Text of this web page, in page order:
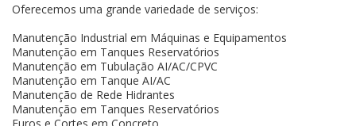
Oferecemos uma grande variedade de serviços:
Manutenção Industrial em Máquinas e Equipamentos
Manutenção em Tanques Reservatórios
Manutenção em Tubulação AI/AC/CPVC
Manutenção em Tanque AI/AC
Manutenção de Rede Hidrantes
Manutenção em Tanques Reservatórios
Furos e Cortes em Concreto